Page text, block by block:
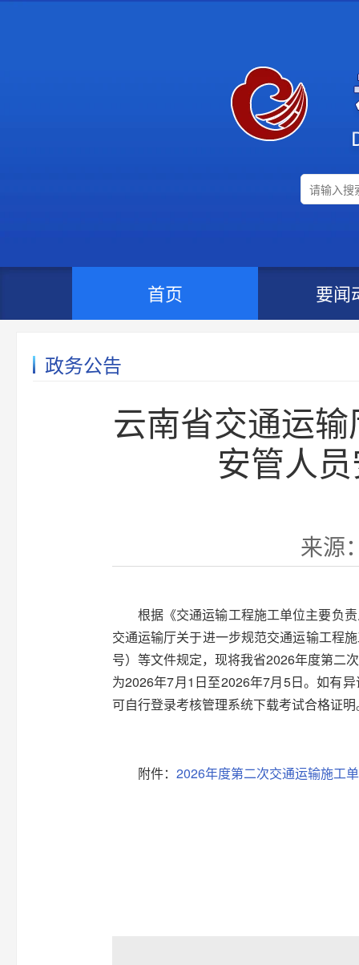
首页 要闻
政务公告
云南省交通运
安管人
来源
根据《交通运输工程施工单位主要负
交通运输厅关于进一步规范交通运输工程
号）等文件规定，现将我省2026年度第二
为2026年7月1日至2026年7月5日。如有
可自行登录考核管理系统下载考试合格证明
附件： 2026年度第二次交通运输施工